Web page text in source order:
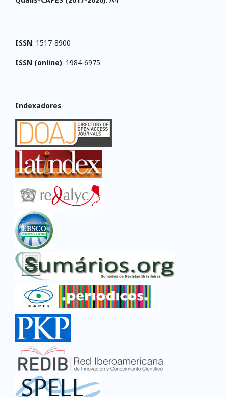
ISSN: 1517-8900
ISSN (online): 1984-6975
Indexadores